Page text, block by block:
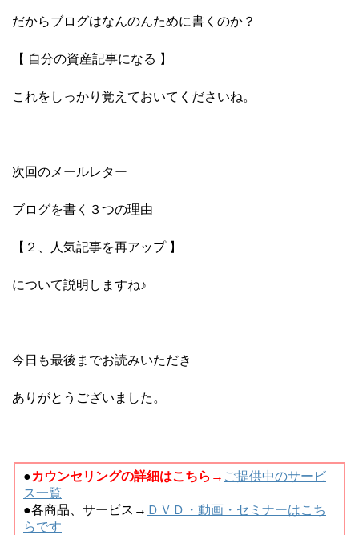
だからブログはなんのんために書くのか？
【 自分の資産記事になる 】
これをしっかり覚えておいてくださいね。
次回のメールレター
ブログを書く３つの理由
【２、人気記事を再アップ 】
について説明しますね♪
今日も最後までお読みいただき
ありがとうございました。
●カウンセリングの詳細はこちら→ ご提供中のサービ
ス一覧
●各商品、サービス→ ＤＶＤ・動画・セミナーはこち
らです